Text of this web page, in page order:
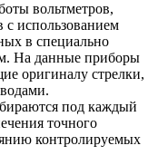
вольтметров,
с использованием
в специально
На данные приборы
оригиналу стрелки,
под каждый
точного
контролируемых